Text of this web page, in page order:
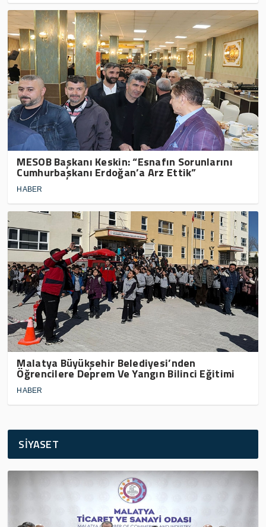
MESOB Başkanı Keskin: “Esnafın Sorunlarını
Cumhurbaşkanı Erdoğan’a Arz Ettik”
HABER
Malatya Büyükşehir Belediyesi’nden
Öğrencilere Deprem Ve Yangın Bilinci Eğitimi
HABER
SİYASET